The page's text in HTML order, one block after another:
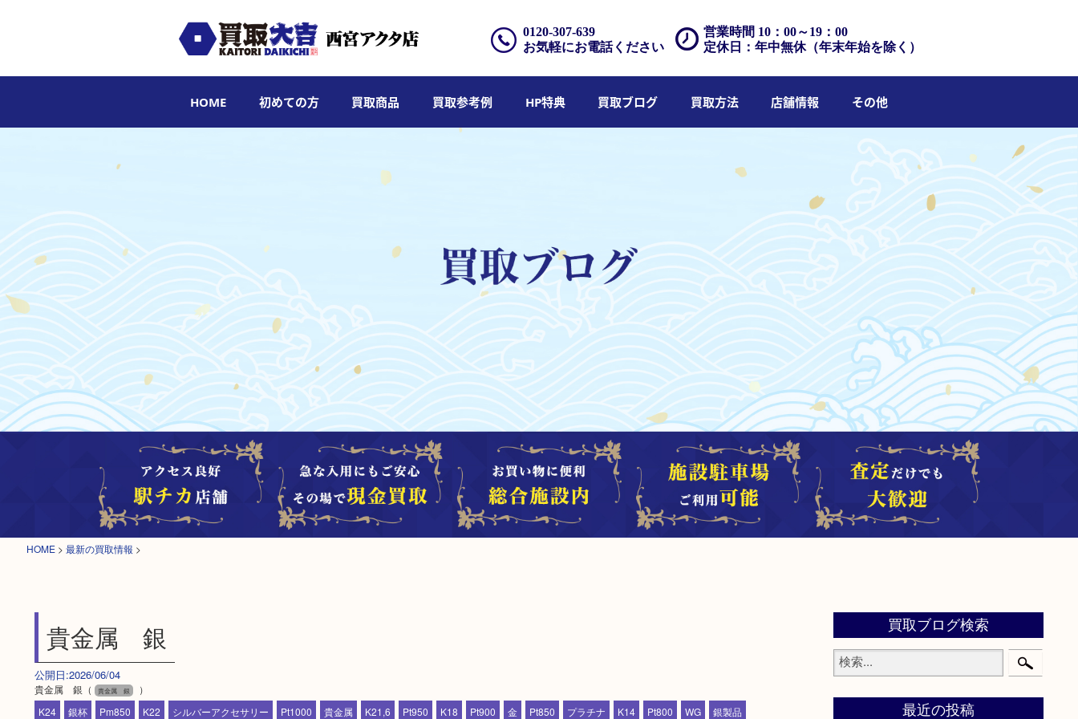
営業時間 10：00～19：00
定休日：年中無休（年末年始を除く）
0120-307-639
お気軽にお電話ください
HOME 初めての方 買取商品 買取参考例 HP特典 買取ブログ 買取方法 店舗情報 その他
HOME > 最新の買取情報 >
貴金属 銀
公開日:2026/06/04
貴金属 銀（ 貴金属 銀
）
K24
銀杯 Pm850 K22 シルバーアクセサリー Pt1000 貴金属 K21,6 Pt950 K18 Pt900 金 Pt850 プラチナ K14 Pt800 WG 銀製品
買取ブログ検索
最近の投稿